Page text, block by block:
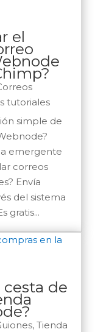
el
tutoriales
simple de
emergente
correos
Envía
del sistema
gratis...
cesta de
, Tienda